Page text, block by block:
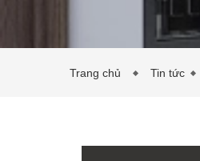
Trang chủ Tin tức